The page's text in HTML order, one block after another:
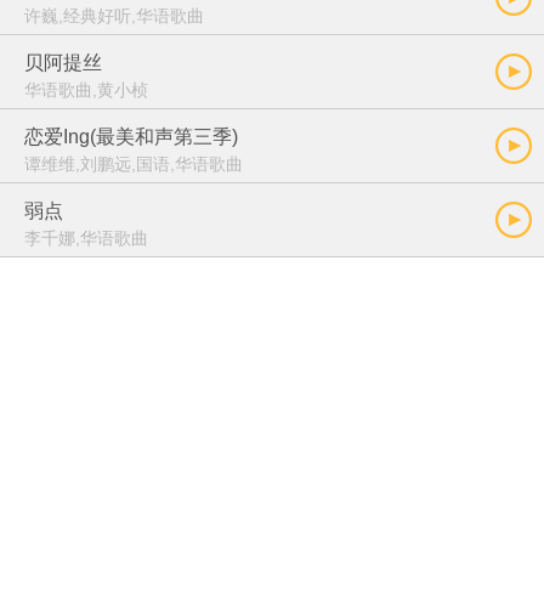
许巍,经典好听,华语歌曲
贝阿提丝
华语歌曲,黄小桢
恋爱Ing(最美和声第三季)
谭维维,刘鹏远,国语,华语歌曲
弱点
李千娜,华语歌曲